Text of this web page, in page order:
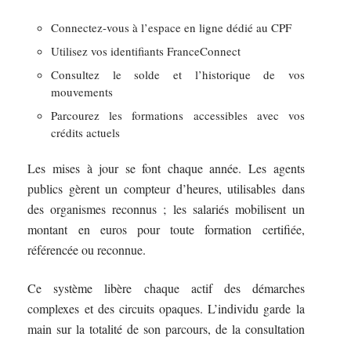
Connectez-vous à l’espace en ligne dédié au CPF
Utilisez vos identifiants FranceConnect
Consultez le solde et l’historique de vos
mouvements
Parcourez les formations accessibles avec vos
crédits actuels
Les mises à jour se font chaque année. Les agents
publics gèrent un compteur d’heures, utilisables dans
des organismes reconnus ; les salariés mobilisent un
montant en euros pour toute formation certifiée,
référencée ou reconnue.
Ce système libère chaque actif des démarches
complexes et des circuits opaques. L’individu garde la
main sur la totalité de son parcours, de la consultation